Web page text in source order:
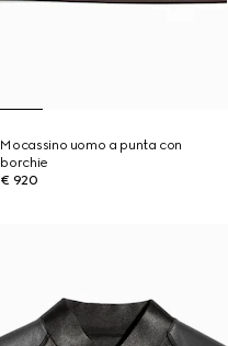
Mocassino uomo a punta con
borchie
€ 920